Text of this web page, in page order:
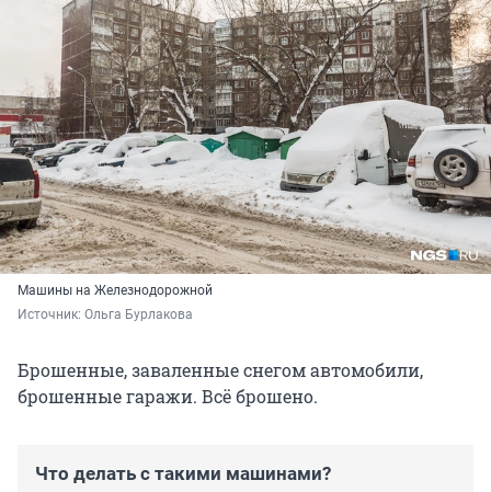
Машины на Железнодорожной
Источник: Ольга Бурлакова
Брошенные, заваленные снегом автомобили,
брошенные гаражи. Всё брошено.
Что делать с такими машинами?